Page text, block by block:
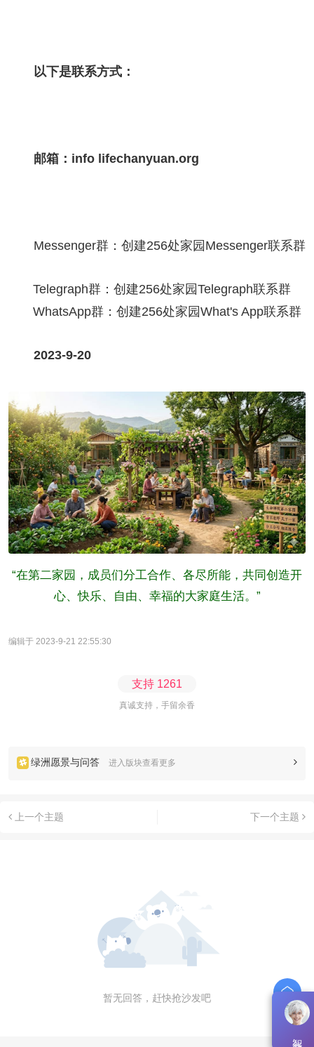
以下是联系方式：
邮箱：info lifechanyuan.org
Messenger群： 创建256处家园Messenger联系群
Telegraph群： 创建256处家园Telegraph联系群
WhatsApp群： 创建256处家园What's App联系群
2023-9-20
“在第二家园，成员们分工合作、各尽所能，共同创造开
心、快乐、自由、幸福的大家庭生活。”
编辑于 2023-9-21 22:55:30
支持 1261
真诚支持，手留余香
绿洲愿景与问答 进入版块查看更多
上一个主题 下一个主题
暂无回答，赶快抢沙发吧